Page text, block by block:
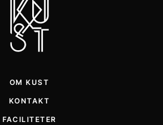
OM KUST
KONTAKT
FACILITETER